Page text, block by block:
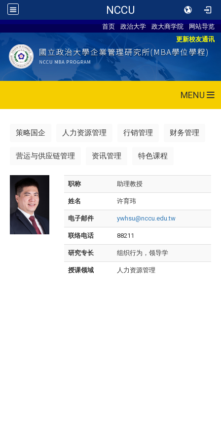
NCCU
首页 政治大学 政大商学院
网站导览
更新校友通讯
MENU
策略国企 人力资源管理 行销管理 财务管理
营运与供应链管理 资讯管理 特色课程
职称 助理教授
姓名 许育玮
电子邮件 ywhsu@nccu.edu.tw
联络电话 88211
研究专长 组织行为，领导学
授课领域 人力资源管理